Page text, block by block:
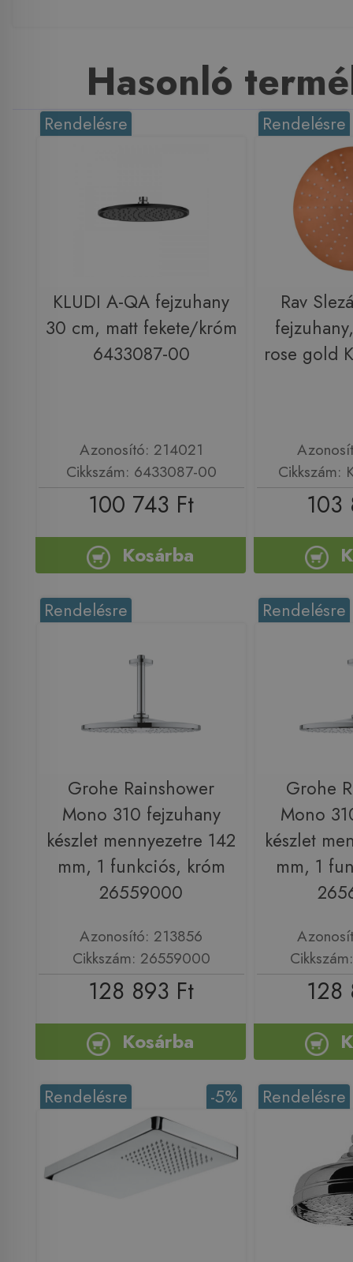
Hasonló
Rendelésre
KLUDI A-QA fejzuhany
30 cm, matt fekete/króm
6433087-00
Azonosító: 214021
Cikkszám: 6433087-00
100 743 Ft
Kosárba
Rendelésre
Rav
rose gold
Cikkszám:
103
Rendelésre
Grohe Rainshower
Mono 310 fejzuhany
készlet mennyezetre 142
mm, 1 funkciós, króm
26559000
Azonosító: 213856
Cikkszám: 26559000
128 893 Ft
Kosárba
Rendelésre
Grohe
Mono
készlet
mm, 1
128
-5%
Rendelésre Rendelésre